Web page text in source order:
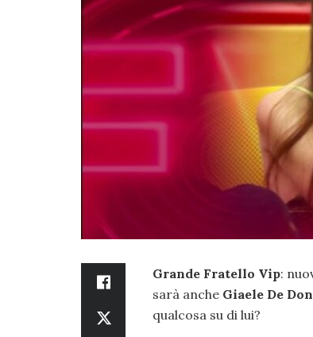
Grande Fratello Vip:
sarà anche Giaele De
qualcosa su di lui?